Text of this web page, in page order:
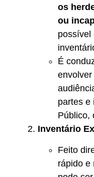
os
ou
possível
É
partes e
Público,
Inventário
Feito
rápido e